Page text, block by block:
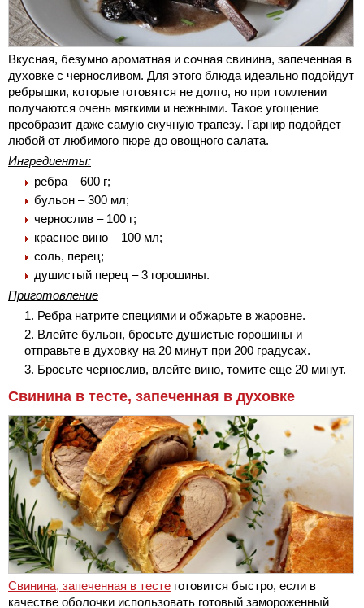
Вкусная, безумно ароматная и сочная свинина, запеченная в
духовке с черносливом. Для этого блюда идеально подойдут
ребрышки, которые готовятся не долго, но при томлении
получаются очень мягкими и нежными. Такое угощение
преобразит даже самую скучную трапезу. Гарнир подойдет
любой от любимого пюре до овощного салата.
Ингредиенты:
ребра – 600 г;
бульон – 300 мл;
чернослив – 100 г;
красное вино – 100 мл;
соль, перец;
душистый перец – 3 горошины.
Приготовление
Ребра натрите специями и обжарьте в жаровне.
Влейте бульон, бросьте душистые горошины и
отправьте в духовку на 20 минут при 200 градусах.
Бросьте чернослив, влейте вино, томите еще 20 минут.
Свинина в тесте, запеченная в духовке
Свинина, запеченная в тесте готовится быстро, если в
качестве оболочки использовать готовый замороженный